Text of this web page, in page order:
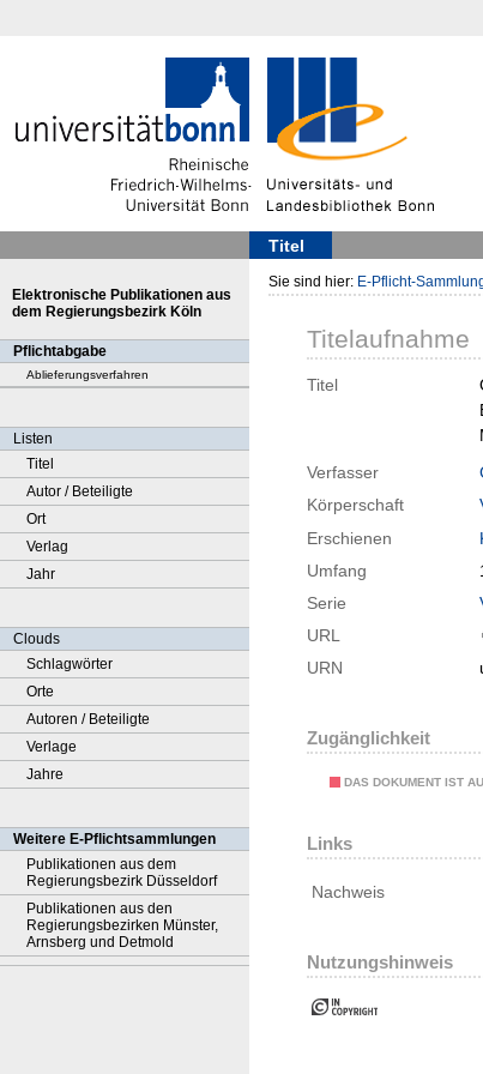
Titel
Elektronische Publikationen aus
dem Regierungsbezirk Köln
Pflichtabgabe
Ablieferungsverfahren
Listen
Titel
Autor / Beteiligte
Ort
Verlag
Jahr
Clouds
Schlagwörter
Orte
Autoren / Beteiligte
Verlage
Jahre
Weitere E-Pflichtsammlungen
Publikationen aus dem
Regierungsbezirk Düsseldorf
Publikationen aus den
Regierungsbezirken Münster,
Arnsberg und Detmold
Sie sind hier: E-Pflicht-
Titelaufnahme
Titel
Verfasser
Körperschaft
Erschienen
Umfang
Serie
URL
URN
Zugänglichkeit
DAS DOKUMENT IST
Links
Nachweis
Nutzungshinweis